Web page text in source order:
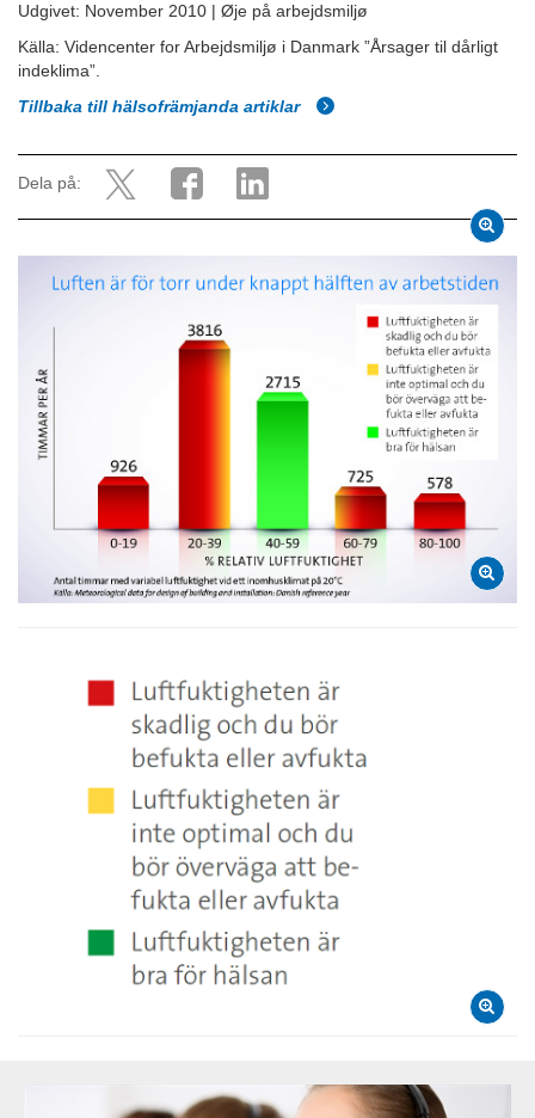
Udgivet: November 2010 | Øje på arbejdsmiljø
Källa: Videncenter for Arbejdsmiljø i Danmark ”Årsager til dårligt
indeklima”.
Tillbaka till hälsofrämjanda artiklar
Dela på: